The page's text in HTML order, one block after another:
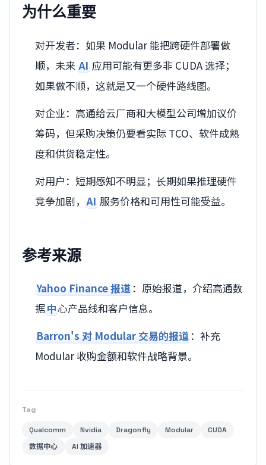
为什么重要
对开发者：如果 Modular 能把跨硬件部署做
顺，未来 AI 应用可能有更多非 CUDA 选择；
如果做不顺，这就是又一个硬件路线图。
对企业：高通给云厂商和大模型公司增加议价
筹码，但采购决策仍要看实际 TCO、软件成熟
度和供货稳定性。
对用户：短期感知不明显；长期如果推理硬件
竞争加剧， AI 服务价格和可用性可能受益。
参考来源
Yahoo Finance 报道 ：原始报道，介绍高通数
据中心产品线和客户信息。
Barron's 对 Modular 交易的报道 ：补充
Modular 收购金额和软件战略背景。
Tag
Qualcomm Nvidia Dragonfly Modular
CUDA
数据中心
AI 加速器